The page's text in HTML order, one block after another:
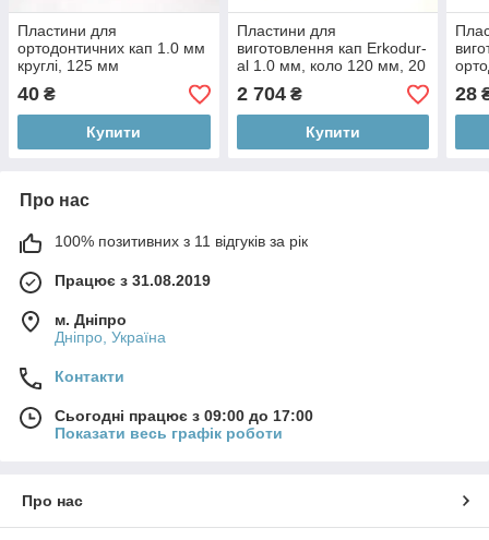
Пластини для
ортодонтичних кап 1.0 мм
круглі, 125 мм
40 ₴
Купити
Пластини для
виготовлення кап Erkodur-
al 1.0 мм, коло 120 мм, 20
шт
2 704₴
Купити
28
Про нас
100% позитивних з 11 відгуків за рік
Працює з 31.08.2019
м. Дніпро
Дніпро, Україна
Контакти
Сьогодні працює з 09:00 до 17:00
Показати весь графік роботи
Про нас